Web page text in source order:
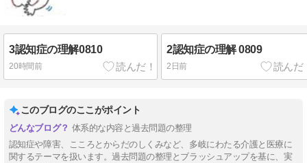
3認知症の理解0810
20時間前
2認知症の理解 0809
2日前
このブログのここがポイント
体系的な内容と過去問題の整理
認知症や障害、こころとからだのしくみなど、多岐にわたる介護と医療に
関するテーマを扱います。過去問題の整理とブラッシュアップを基に、実